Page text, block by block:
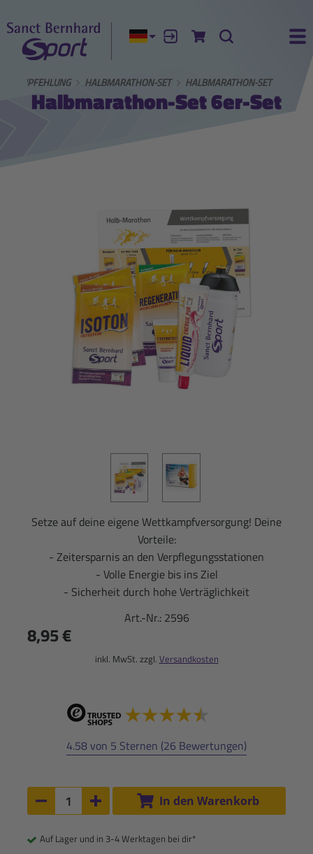
Aktuelle Sprache:
AnmeldenZum Warenkorb
Suche
EMPFEHLUNG HALBMARATHON-SET HALBMARATHON-SET
Halbmarathon-Set 6er-Set
Setze auf deine eigene Wettkampfversorgung! Deine
Vorteile:
- Zeitersparnis an den Verpflegungsstationen
- Volle Energie bis ins Ziel
- Sicherheit durch hohe Verträglichkeit
Art.-Nr.: 2596
8,95 €
inkl. MwSt. zzgl. Versandkosten
4.58 von 5 Sternen (26 Bewertungen)
Anzahl:
Anzahl um 1 verringern
Anzahl um 1 erhöhen
In den Warenkorb
Auf Lager und in 3-4 Werktagen bei dir*